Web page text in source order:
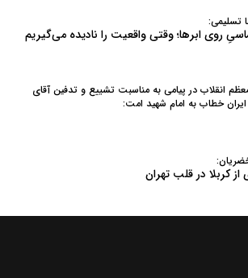
تسلیمی:
روی ابرها؛ وقتی واقعیت را نادیده می‌گیریم
انقلاب در پیامی به‌ مناسبت تشییع و تدفین آقای
خطاب به امام شهید امت:
از کربلا در قلب تهران